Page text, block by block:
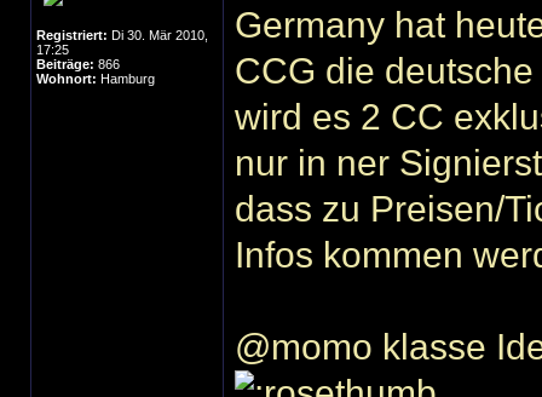
Registriert: Di 30. Mär 2010,
17:25
Beiträge: 866
Wohnort: Hamburg
Germany hat
CCG die
wird es 2 CC
nur in ner
dass zu Preisen/
Infos kommen
@momo klasse